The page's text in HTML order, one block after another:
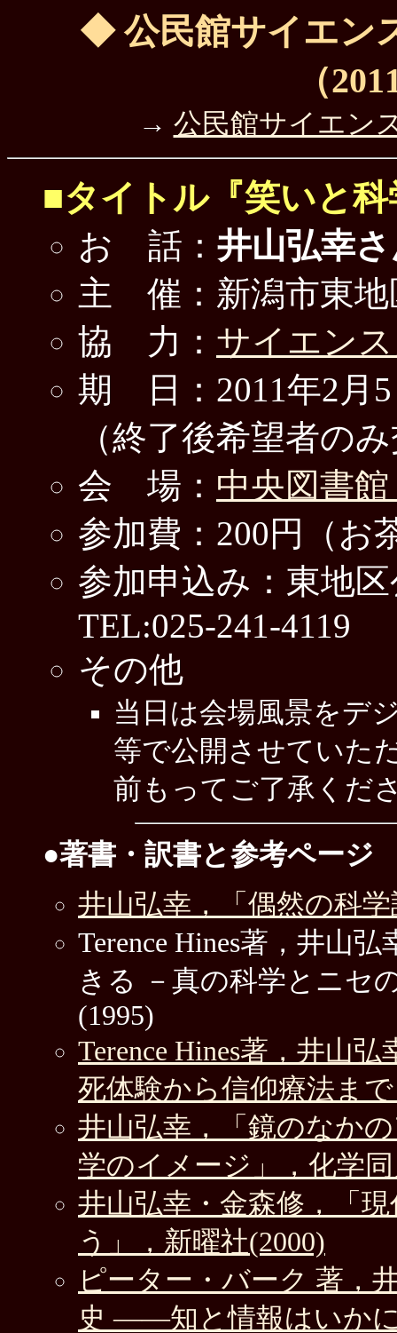
◆ 公民館サイエン
（
→ 公民館サイエン
■タイトル『笑いと科
お 話： 井山弘幸
主 催：新潟市東地
協 力： サイエン
期 日：2011年2月5
（終了後希望者の
会 場： 中央図書
参加費：200円（お
参加申込み：東地
TEL:025-241-4119
その他
当日は会場風景をデ
等で公開させていた
前もってご了承くだ
●著書・訳書と参考ページ
井山弘幸，「偶然の科
Terence Hines著，井山
きる －真の科学とニセ
(1995)
Terence Hines著，井山
死体験から信仰療法ま
井山弘幸，「鏡のなか
学のイメージ」，化学同
井山弘幸・金森修，「
う」，新曜社(2000)
ピーター・バーク 著，
史 ――知と情報はいか